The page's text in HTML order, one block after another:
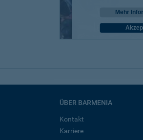
Mehr
powered byUsercentrics
ÜBER BARMENIA
Kontakt
Karriere